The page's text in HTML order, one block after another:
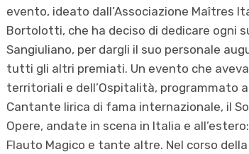
evento, ideato dall’Associazione Maîtres
Bortolotti, che ha deciso di dedicare ogni
Sangiuliano, per dargli il suo personale
tutti gli altri premiati. Un evento che
territoriali e dell’Ospitalità, programmato a
Cantante lirica di fama internazionale, il
Opere, andate in scena in Italia e
Flauto Magico e tante altre. Nel corso